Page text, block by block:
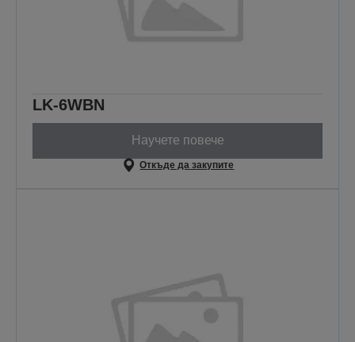
LK-6WBN
Научете повече
Откъде да закупите